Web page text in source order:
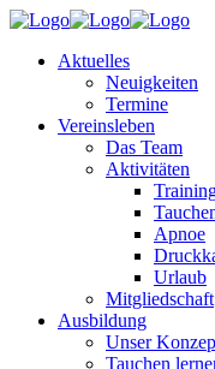
Aktuelles
Neuigkeiten
Termine
Vereinsleben
Das Team
Aktivitäten
Apnoe
Urlaub
Mitgliedschaft
Ausbildung
Unser
Tauchen